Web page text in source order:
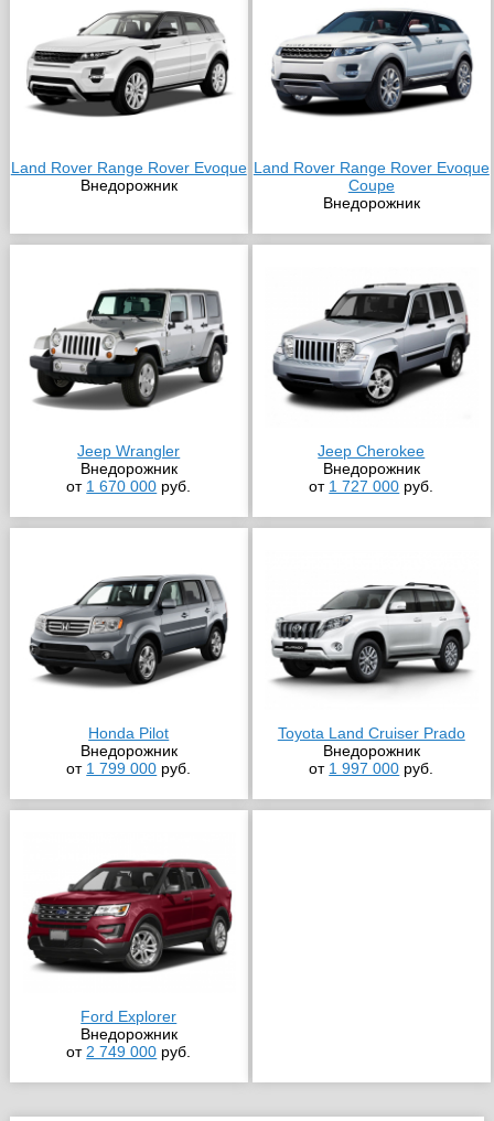
Land Rover Range Rover Evoque
Внедорожник
Land Rover Range Rover Evoque
Coupe
Внедорожник
Jeep Wrangler
Внедорожник
от 1 670 000 руб.
Jeep Cherokee
Внедорожник
от 1 727 000 руб.
Honda Pilot
Внедорожник
от 1 799 000 руб.
Toyota Land Cruiser Prado
Внедорожник
от 1 997 000 руб.
Ford Explorer
Внедорожник
от 2 749 000 руб.